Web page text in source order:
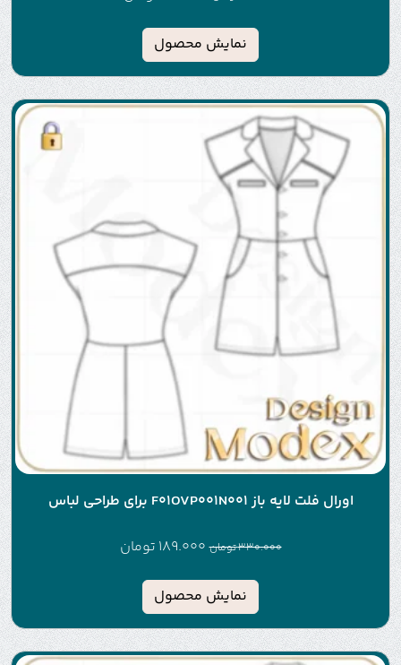
نمایش محصول
اورال فلت لایه باز F01OVP001N001 برای طراحی لباس
330.000تومان 189.000 تومان
نمایش محصول